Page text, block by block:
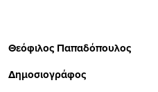
Θεόφιλος Παπαδόπουλος
Δημοσιογράφος